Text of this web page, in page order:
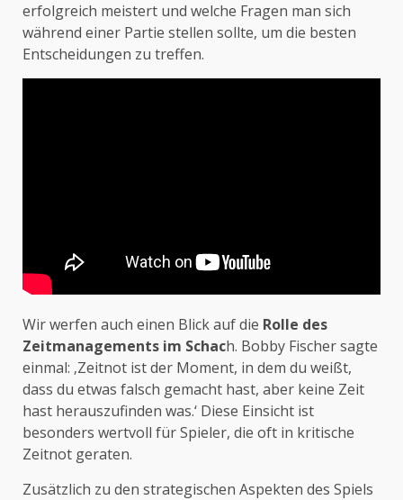
erfolgreich meistert und welche Fragen man sich
während einer Partie stellen sollte, um die besten
Entscheidungen zu treffen.
Wir werfen auch einen Blick auf die Rolle des
Zeitmanagements im Schach. Bobby Fischer sagte
einmal: ‚Zeitnot ist der Moment, in dem du weißt,
dass du etwas falsch gemacht hast, aber keine Zeit
hast herauszufinden was.‘ Diese Einsicht ist
besonders wertvoll für Spieler, die oft in kritische
Zeitnot geraten.
Zusätzlich zu den strategischen Aspekten des Spiels